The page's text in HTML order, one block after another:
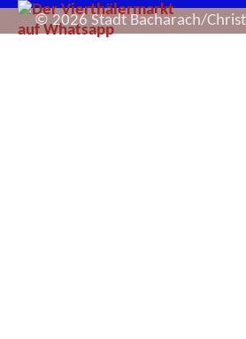
© 2026 Stadt Bacharach/